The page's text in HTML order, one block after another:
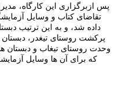
پس ازبرگزاری این کارگاه،
تقاضای کتاب و وسایل
داده شد، و به این ترتیب
پرکشت روستای تیغدر، دبستان
وحدت روستای تیغاب و دبستان
که برای آن ها وسایل